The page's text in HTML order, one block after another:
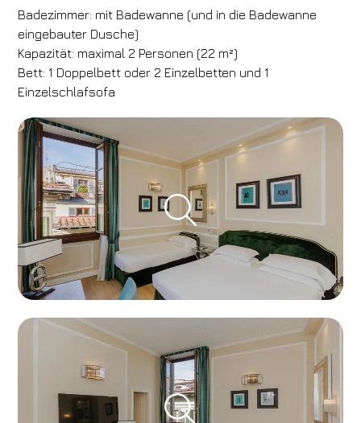
Hotel
Ankunft
2026 07/08/2026
Zimmer
1
Erwachsene
2
Kinder
0
Rabatt-Code
Reservierung ändern
Badezimmer: mit Badewanne (und in die Badewanne
eingebauter Dusche)
Kapazität: maximal 2 Personen (22 m²)
Bett: 1 Doppelbett oder 2 Einzelbetten und 1
Einzelschlafsofa